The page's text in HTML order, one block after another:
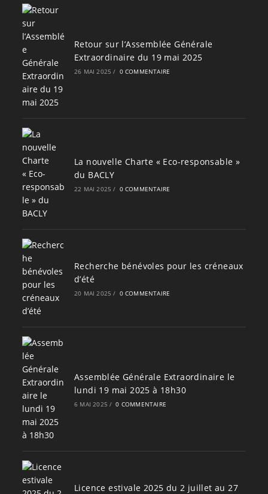
Retour sur l’Assemblée Générale
Extraordinaire du 19 mai 2025
26 MAI 2025 / 0 COMMENTAIRE
La nouvelle Charte « Eco-responsable »
du BACLY
22 MAI 2025 / 0 COMMENTAIRE
Recherche bénévoles pour les créneaux
d’été
20 MAI 2025 / 0 COMMENTAIRE
Assemblée Générale Extraordinaire le
lundi 19 mai 2025 à 18h30
6 MAI 2025 / 0 COMMENTAIRE
Licence estivale 2025 du 2 juillet au 27